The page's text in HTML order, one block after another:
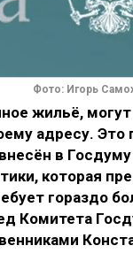
Фото: Игорь
жильё, могут
адресу.
в
которая
гораздо
Комитета